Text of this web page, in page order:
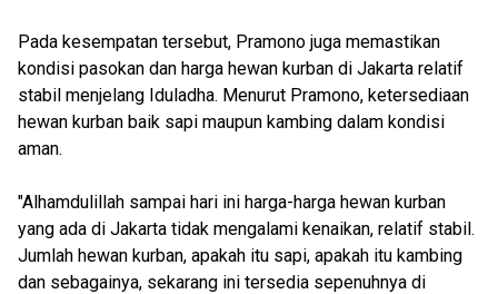
Pada kesempatan tersebut, Pramono juga memastikan
kondisi pasokan dan harga hewan kurban di Jakarta relatif
stabil menjelang Iduladha. Menurut Pramono, ketersediaan
hewan kurban baik sapi maupun kambing dalam kondisi
aman.
"Alhamdulillah sampai hari ini harga-harga hewan kurban
yang ada di Jakarta tidak mengalami kenaikan, relatif stabil.
Jumlah hewan kurban, apakah itu sapi, apakah itu kambing
dan sebagainya, sekarang ini tersedia sepenuhnya di